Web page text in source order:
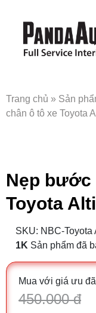
Trang chủ » Sản
chân ô tô xe Toyota
Nẹp bước
Toyota
SKU: NBC-Toyota
1K Sản phẩm đã
Mua với giá ưu
450.000 đ